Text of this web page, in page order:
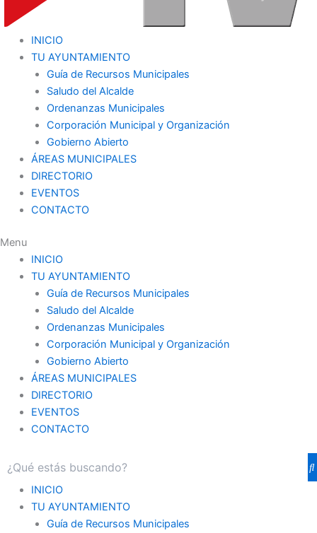
INICIO
TU AYUNTAMIENTO
Guía de Recursos Municipales
Saludo del Alcalde
Ordenanzas Municipales
Corporación Municipal y Organización
Gobierno Abierto
ÁREAS MUNICIPALES
DIRECTORIO
EVENTOS
CONTACTO
Menu
INICIO
TU AYUNTAMIENTO
Guía de Recursos Municipales
Saludo del Alcalde
Ordenanzas Municipales
Corporación Municipal y Organización
Gobierno Abierto
ÁREAS MUNICIPALES
DIRECTORIO
EVENTOS
CONTACTO
INICIO
TU AYUNTAMIENTO
Guía de Recursos Municipales